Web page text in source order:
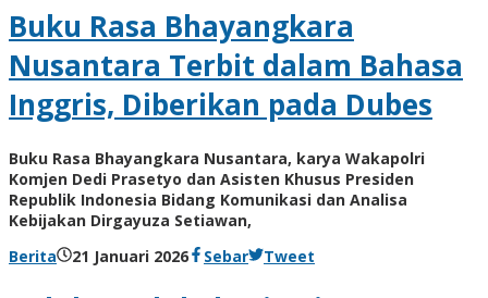
Buku Rasa Bhayangkara
Nusantara Terbit dalam Bahasa
Inggris, Diberikan pada Dubes
Buku Rasa Bhayangkara Nusantara, karya Wakapolri
Komjen Dedi Prasetyo dan Asisten Khusus Presiden
Republik Indonesia Bidang Komunikasi dan Analisa
Kebijakan Dirgayuza Setiawan,
Berita
21 Januari 2026olehSebar Tweet